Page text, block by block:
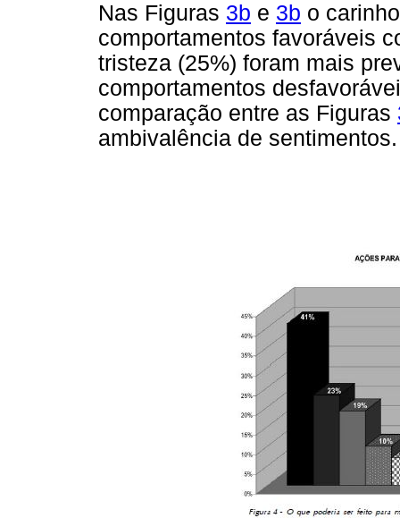
Nas Figuras 3b e 3b o
comportamentos favoráveis
tristeza (25%) foram mais
comportamentos
comparação entre as Figuras
ambivalência de sentimentos.